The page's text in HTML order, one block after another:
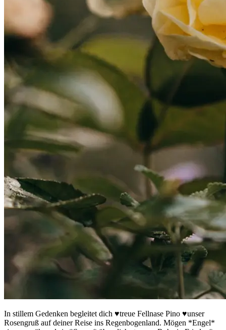
In stillem Gedenken begleitet dich ♥️treue Fellnase Pino ♥️unser
Rosengruß auf deiner Reise ins Regenbogenland. Mögen *Engel*